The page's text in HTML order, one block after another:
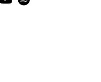
(X)
YouTube
Spotify